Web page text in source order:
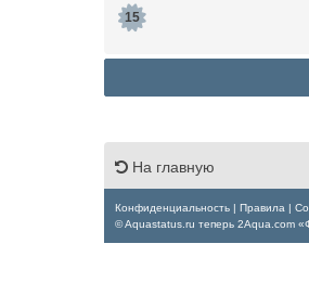
15
На главную
Конфиденциальность Правила
© Aquastatus.ru теперь 2Aqua.com